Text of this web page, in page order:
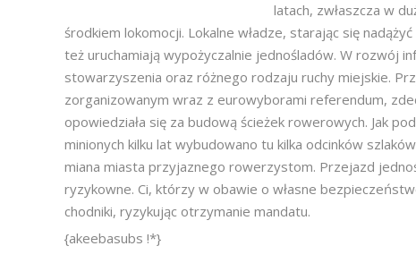
latach, zwłaszcza w
środkiem lokomocji. Lokalne władze, starając się
też uruchamiają wypożyczalnie jednośladów. W rozwój
stowarzyszenia oraz różnego rodzaju ruchy miejskie.
zorganizowanym wraz z eurowyborami referendum,
opowiedziała się za budową ścieżek rowerowych. Jak
minionych kilku lat wybudowano tu kilka odcinków
miana miasta przyjaznego rowerzystom. Przejazd
ryzykowne. Ci, którzy w obawie o własne
chodniki, ryzykując otrzymanie mandatu.
{akeebasubs !*}